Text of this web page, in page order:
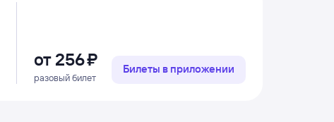
от 256 ⁠₽
разовый билет
Билеты в приложении